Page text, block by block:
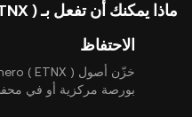
ماذا يمكنك أن تفعل بـ Electronero ( ETNX )؟
الاحتفاظ
بورصة مركزية أو في